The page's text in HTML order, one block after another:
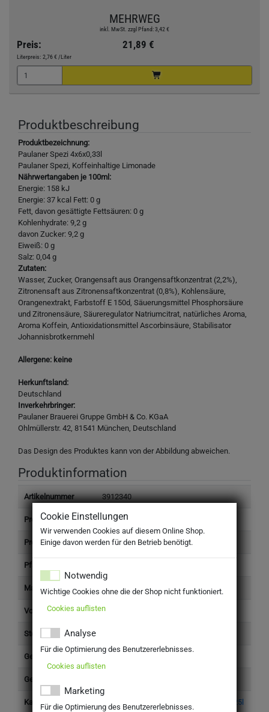
MEHRWEG
inkl. MwSt. zzgl Pfand: 3,42 €
Preis: 21,89 €
Literpreis: 2,76 €/Liter
Produktbeschreibung
Produktbezeichnung:
Paulaner Spezi 4x6x0,33l
Paulaner Spezi, Koffeinhaltige Limonade
Nährwertangaben je 100ml:
Energie: 158 kJ
Energie: 37 kcal Fett: 0 g
Fett, davon gesättigte Fettsäuren: 0 g
Kohlenhydrate: 9,2 g
davon Zucker: 9,2 g
Eiweiß: 0 g
Salz: 0,04 g
Zutaten:
Wasser, Zucker, Orangensaft aus Orangensaftkonzentrat (2,2%),
Zitronensaft aus Zitronensaftkonzentrat (0,8%), Kohlensäure,
Orangenextrakt, Farbstoff E 150d, Säuerungsmittel Phosphorsäure
und Zitronensäure, Säureregulator Natriumcitrat, natürliches Aroma,
Aroma Koffein, Antioxidationsmittel Ascorbinsäure, Stabilisator
Johannisbrotkernmehl
Allergene: keine
Herkunftsland:
Deutschland
Inverkehrbringer:
Paulaner Brauerei Gruppe GmbH & Co. KGaA
Ohlmüllerstr. 42, 81541 München, Deutschland
Das Design des Produktes kann von der Abbildung abweichen.
Produktinformation
Artikelnummer 3912340
Produkttyp Getränke
Preis (inkl. Steuer) 21,89 €
Pfand (inkl. Steuer)
Marke Paulaner
Volumen einzeln (l) 0,33 l
Steuersatz
Gefäß Anzahl 24
Gefäß
Kategorie Getränke > Limo > Limos 0,5l* 0,33l* 0,25l
Cookie Einstellungen
Wir verwenden Cookies auf diesem Online Shop.
Einige davon werden für den Betrieb benötigt.
Notwendig
Wichtige Cookies ohne die der Shop nicht funktioniert.
Cookies auflisten
Analyse
Für die Optimierung des Benutzererlebnisses.
Cookies auflisten
Marketing
Für die Optimierung des Benutzererlebnisses.